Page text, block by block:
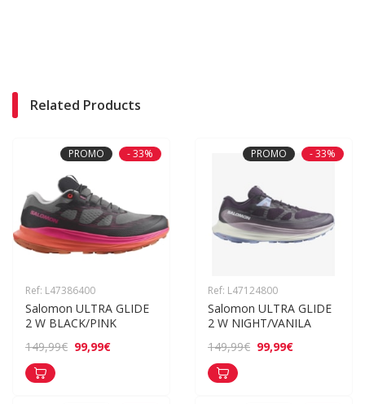
Related Products
PROMO - 33%
Ref: L47386400
Salomon ULTRA GLIDE
2 W BLACK/PINK
149,99€ 99,99€
PROMO - 33%
Ref: L47124800
Salomon ULTRA GLIDE
2 W NIGHT/VANILA
149,99€ 99,99€